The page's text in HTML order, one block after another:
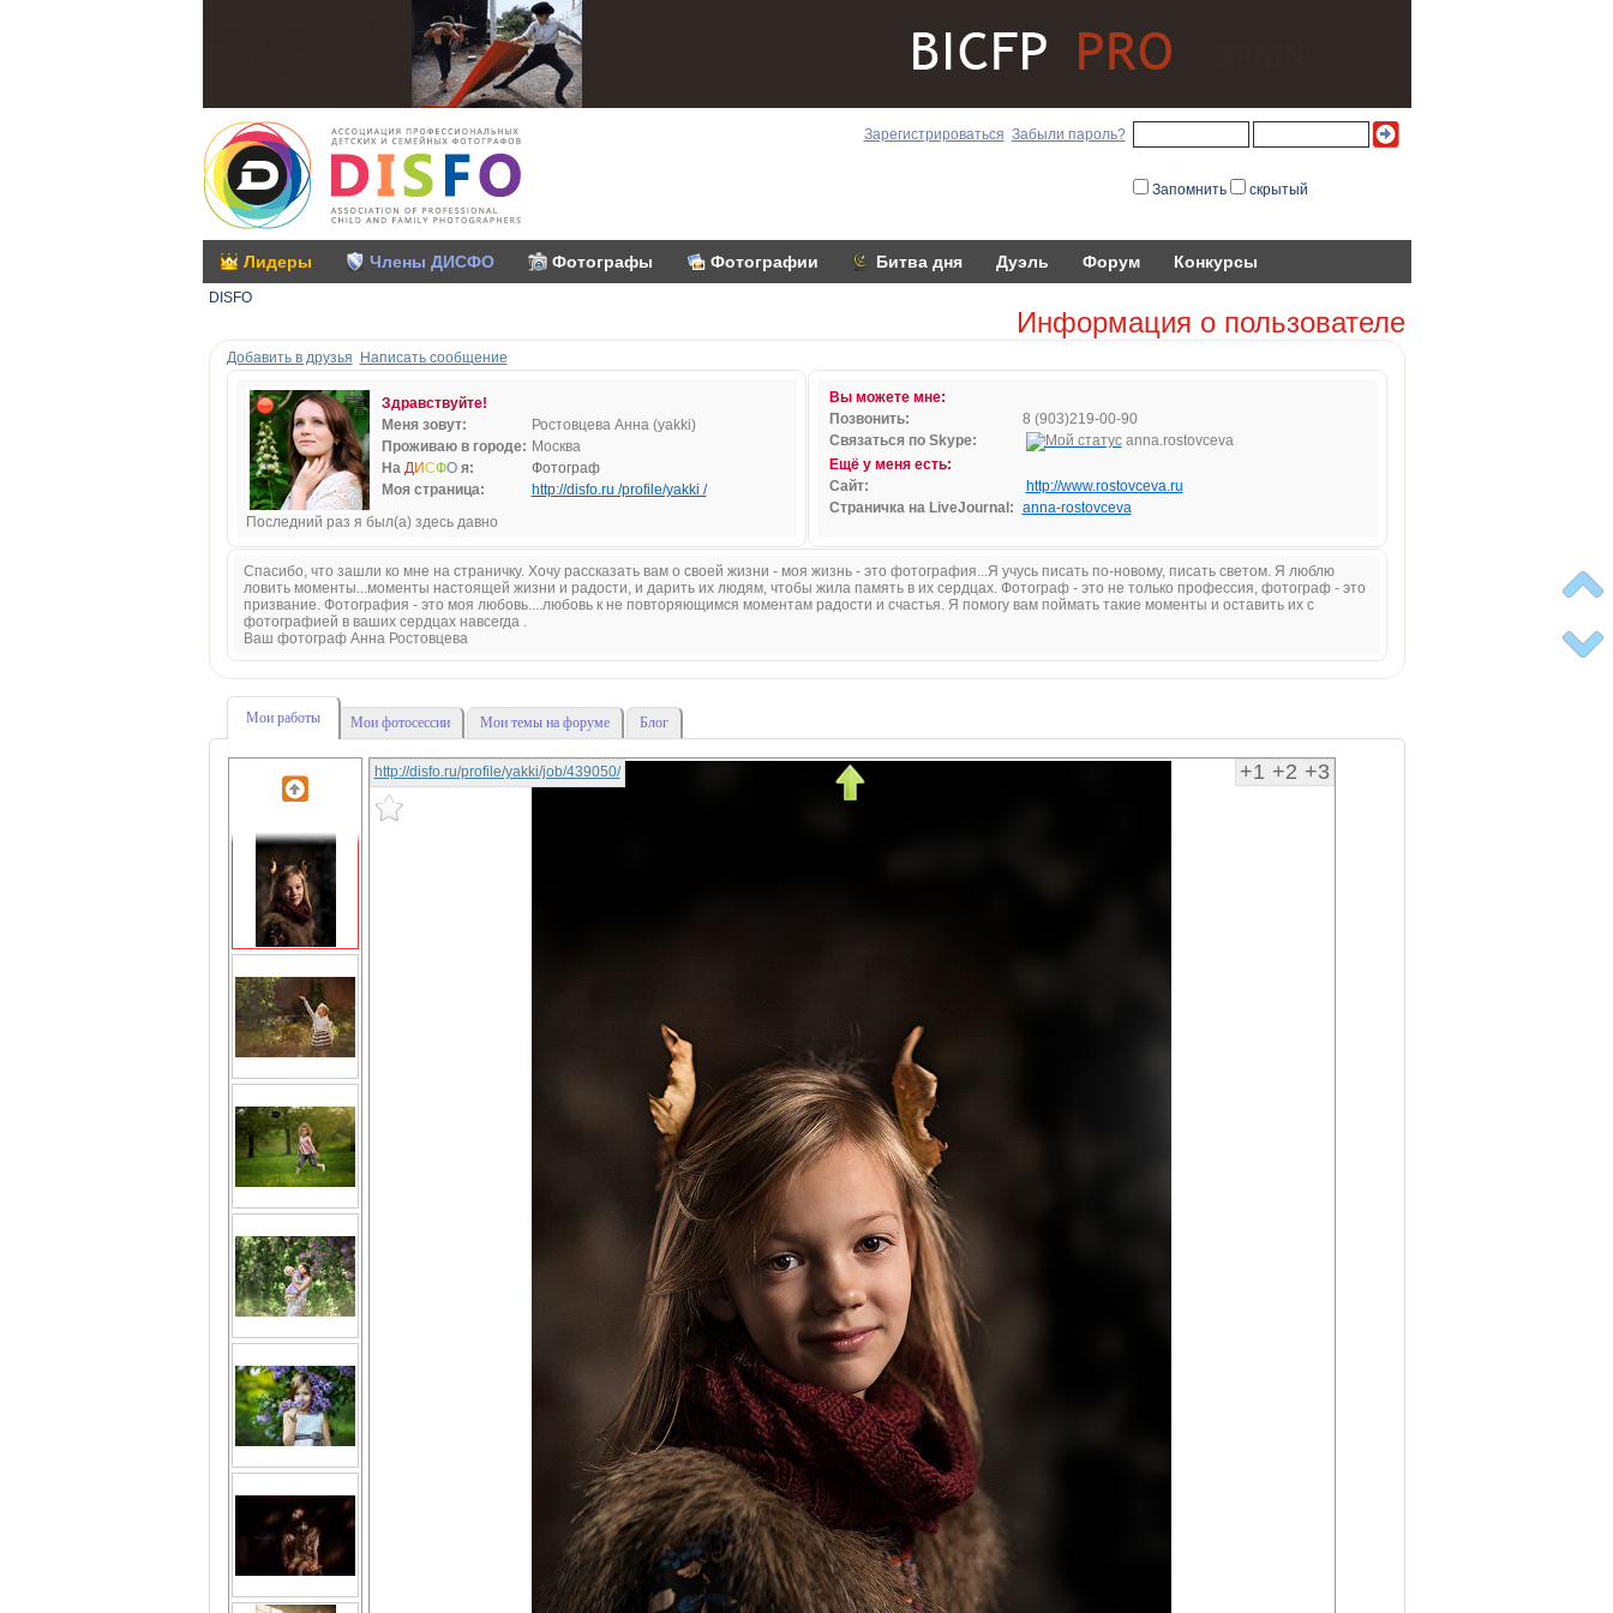
Зарегистрироваться Забыли пароль?
Запомнить скрытый
Лидеры Члены ДИСФО Фотографы Фотографии Битва дня Дуэль Форум Конкурсы
DISFO
Информация о пользователе
Добавить в друзья Написать сообщение
Здравствуйте!
Меня зовут:
Ростовцева Анна (yakki)
Проживаю в городе: Москва
На ДИСФОя:
Фотограф
Моя страница:
http://disfo.ru /profile/yakki /
Последний раз я был(а) здесь давно
Вы можете мне:
Позвонить:
8 (903)219-00-90
Связаться по Skype:
anna.rostovceva
Ещё у меня есть:
Сайт:
http://www.rostovceva.ru
Страничка на LiveJournal: anna-rostovceva
Спасибо, что зашли ко мне на страничку. Хочу рассказать вам о своей жизни - моя жизнь - это фотография...Я учусь писать по-новому, писать светом. Я люблю
ловить моменты...моменты настоящей жизни и радости, и дарить их людям, чтобы жила память в их сердцах. Фотограф - это не только профессия, фотограф - это
призвание. Фотография - это моя любовь....любовь к не повторяющимся моментам радости и счастья. Я помогу вам поймать такие моменты и оставить их с
фотографией в ваших сердцах навсегда .
Ваш фотограф Анна Ростовцева
Мои работы Мои фотосессии Мои темы на форуме Блог
+1 +2 +3
http://disfo.ru/profile/yakki/job/439050/